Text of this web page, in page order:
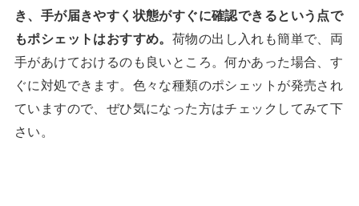
き、手が届きやすく状態がすぐに確認できるという点で
もポシェットはおすすめ。 荷物の出し入れも簡単で、両
手があけておけるのも良いところ。何かあった場合、す
ぐに対処できます。色々な種類のポシェットが発売され
ていますので、ぜひ気になった方はチェックしてみて下
さい。